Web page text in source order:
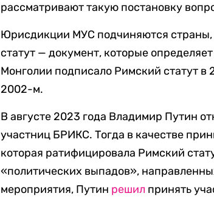
рассматривают такую постановку
Юрисдикции МУС подчиняются
статут — документ, которые
Монголии подписало Римский статут в
2002-м.
В августе 2023 года Владимир Путин
участниц БРИКС. Тогда в качестве
которая ратифицировала Римский
«политических выпадов»,
мероприятия, Путин решил принять